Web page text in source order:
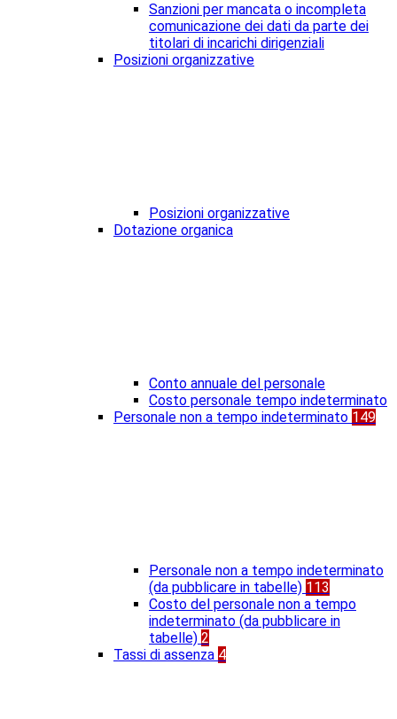
Sanzioni per mancata o incompleta
comunicazione dei dati da parte dei
titolari di incarichi dirigenziali
Posizioni organizzative
Posizioni organizzative
Dotazione organica
Conto annuale del personale
Costo personale tempo indeterminato
Personale non a tempo indeterminato 149
Personale non a tempo indeterminato
(da pubblicare in tabelle) 113
Costo del personale non a tempo
indeterminato (da pubblicare in
tabelle) 2
Tassi di assenza 4